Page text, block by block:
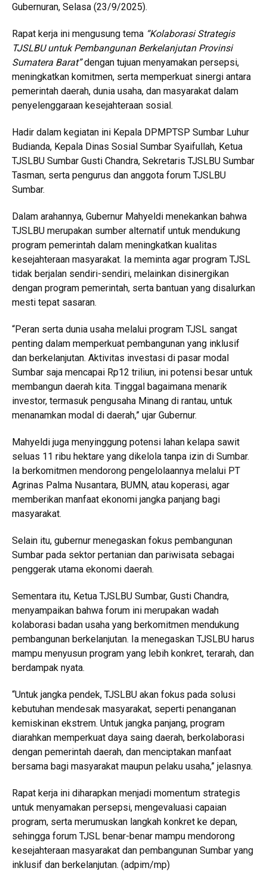
Gubernuran, Selasa (23/9/2025).
Rapat kerja ini mengusung tema “Kolaborasi Strategis
TJSLBU untuk Pembangunan Berkelanjutan Provinsi
Sumatera Barat”dengan tujuan menyamakan persepsi,
meningkatkan komitmen, serta memperkuat sinergi antara
pemerintah daerah, dunia usaha, dan masyarakat dalam
penyelenggaraan kesejahteraan sosial.
Hadir dalam kegiatan ini Kepala DPMPTSP Sumbar Luhur
Budianda, Kepala Dinas Sosial Sumbar Syaifullah, Ketua
TJSLBU Sumbar Gusti Chandra, Sekretaris TJSLBU Sumbar
Tasman, serta pengurus dan anggota forum TJSLBU
Sumbar.
Dalam arahannya, Gubernur Mahyeldi menekankan bahwa
TJSLBU merupakan sumber alternatif untuk mendukung
program pemerintah dalam meningkatkan kualitas
kesejahteraan masyarakat. Ia meminta agar program TJSL
tidak berjalan sendiri-sendiri, melainkan disinergikan
dengan program pemerintah, serta bantuan yang disalurkan
mesti tepat sasaran.
“Peran serta dunia usaha melalui program TJSL sangat
penting dalam memperkuat pembangunan yang inklusif
dan berkelanjutan. Aktivitas investasi di pasar modal
Sumbar saja mencapai Rp12 triliun, ini potensi besar untuk
membangun daerah kita. Tinggal bagaimana menarik
investor, termasuk pengusaha Minang di rantau, untuk
menanamkan modal di daerah,” ujar Gubernur.
Mahyeldi juga menyinggung potensi lahan kelapa sawit
seluas 11 ribu hektare yang dikelola tanpa izin di Sumbar.
Ia berkomitmen mendorong pengelolaannya melalui PT
Agrinas Palma Nusantara, BUMN, atau koperasi, agar
memberikan manfaat ekonomi jangka panjang bagi
masyarakat.
Selain itu, gubernur menegaskan fokus pembangunan
Sumbar pada sektor pertanian dan pariwisata sebagai
penggerak utama ekonomi daerah.
Sementara itu, Ketua TJSLBU Sumbar, Gusti Chandra,
menyampaikan bahwa forum ini merupakan wadah
kolaborasi badan usaha yang berkomitmen mendukung
pembangunan berkelanjutan. Ia menegaskan TJSLBU harus
mampu menyusun program yang lebih konkret, terarah, dan
berdampak nyata.
“Untuk jangka pendek, TJSLBU akan fokus pada solusi
kebutuhan mendesak masyarakat, seperti penanganan
kemiskinan ekstrem. Untuk jangka panjang, program
diarahkan memperkuat daya saing daerah, berkolaborasi
dengan pemerintah daerah, dan menciptakan manfaat
bersama bagi masyarakat maupun pelaku usaha,” jelasnya.
Rapat kerja ini diharapkan menjadi momentum strategis
untuk menyamakan persepsi, mengevaluasi capaian
program, serta merumuskan langkah konkret ke depan,
sehingga forum TJSL benar-benar mampu mendorong
kesejahteraan masyarakat dan pembangunan Sumbar yang
inklusif dan berkelanjutan. (adpim/mp)